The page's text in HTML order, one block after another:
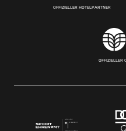
OFFIZIELLER HOTELPARTNER
OFFIZIELLER